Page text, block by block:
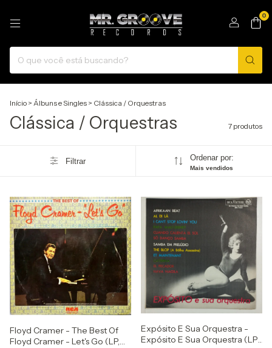
0
Início > Álbuns e Singles > Clássica / Orquestras
Clássica / Orquestras 7 produtos
Filtrar Ordenar por:
Mais vendidos
Floyd Cramer - The Best Of
Floyd Cramer - Let's Go (LP,
Expósito E Sua Orquestra -
Expósito E Sua Orquestra (LP,